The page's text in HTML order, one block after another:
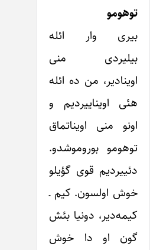
توهومو
بیری وار ائله
بیلیردی منی
اوینادیر، من ده ائله
هئی اویناییردیم و
اونو منی اویناتماق
توهومو بوروموشدو.
دئییردیم قوی گؤیلو
خوش اولسون. کیم ـ
کیمه‌دیر، دونیا بئش
گون او دا خوش